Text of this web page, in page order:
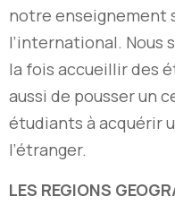
notre enseignement
l’international. Nous
la fois accueillir des
aussi de pousser un
étudiants à acquérir
l’étranger.
LES REGIONS